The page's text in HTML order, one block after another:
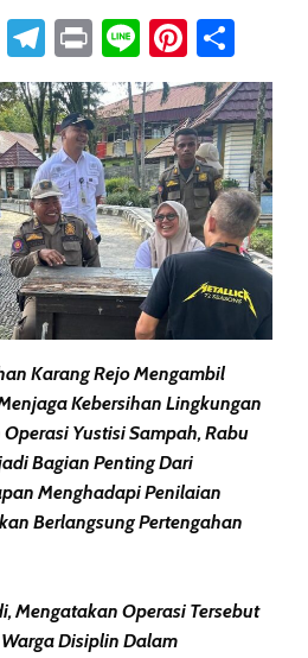
WhatsApp
Telegram
PrintLine
Karang Rejo Mengambil
Kebersihan Lingkungan
Yustisi Sampah, Rabu
Bagian Penting Dari
Menghadapi Penilaian
Berlangsung Pertengahan
Mengatakan Operasi Tersebut
Disiplin Dalam